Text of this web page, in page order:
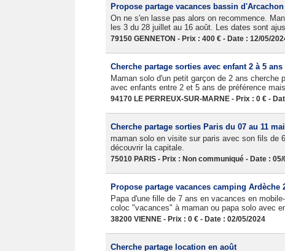
Propose partage vacances bassin
On ne s'en lasse pas alors on recommence.
les 3 du 28 juillet au 16 août. Les dates sont
79150 GENNETON - Prix : 400 € - Date : 12/05/
Cherche partage sorties avec enfant 2 à 5 ans
Maman solo d'un petit garçon de 2 ans
avec enfants entre 2 et 5 ans de préférence
94170 LE PERREUX-SUR-MARNE - Prix : 0 € -
Cherche partage sorties Paris du 07 au 11 mai
maman solo en visite sur paris avec son fils de
découvrir la capitale.
75010 PARIS - Prix : Non communiqué - Date : 05/
Propose partage vacances camping Ardèche
Papa d'une fille de 7 ans en vacances en
coloc "vacances" à maman ou papa solo avec
38200 VIENNE - Prix : 0 € - Date : 02/05/2024
Cherche partage location en août